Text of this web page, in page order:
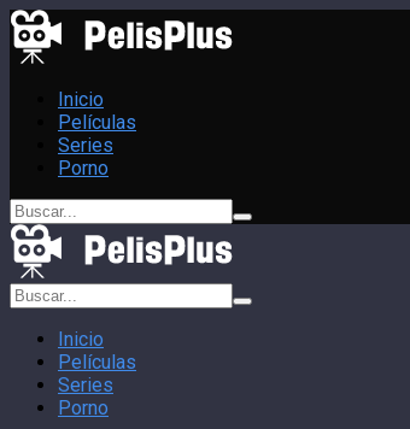
Inicio
Películas
Series
Porno
Inicio
Películas
Series
Porno